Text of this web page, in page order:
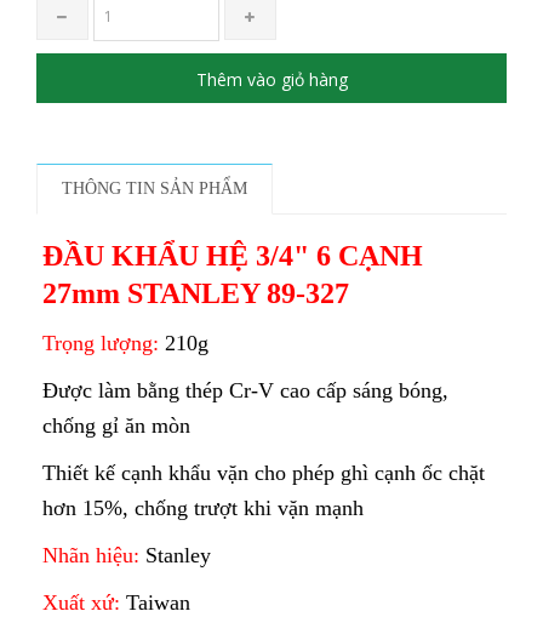
Thêm vào giỏ hàng
THÔNG TIN SẢN PHẨM
ĐẦU KHẨU HỆ 3/4" 6 CẠNH
27mm STANLEY 89-327
Trọng lượng: 210g
Được làm bằng thép Cr-V cao cấp sáng bóng,
chống gỉ ăn mòn
Thiết kế cạnh khẩu vặn cho phép ghì cạnh ốc chặt
hơn 15%, chống trượt khi vặn mạnh
Nhãn hiệu: Stanley
Xuất xứ: Taiwan